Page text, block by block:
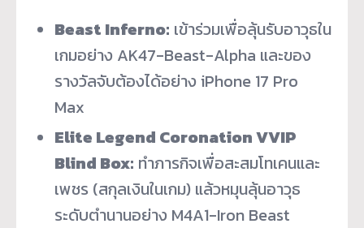
Beast Inferno: เข้าร่วมเพื่อลุ้นรับอาวุธใน
เกมอย่าง AK47-Beast-Alpha และของ
รางวัลจับต้องได้อย่าง iPhone 17 Pro
Max
Elite Legend Coronation VVIP
Blind Box: ทำภารกิจเพื่อสะสมโทเคนและ
เพชร (สกุลเงินในเกม) แล้วหมุนลุ้นอาวุธ
ระดับตำนานอย่าง M4A1-Iron Beast